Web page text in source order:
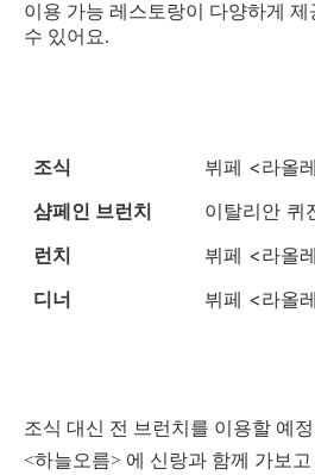
이용 가능 레스토랑이 다양하게 제
수 있어요.
조식
뷔페 <라올
샴페인 브런치
이탈리안 퀴
런치
뷔페 <라올
디너
뷔페 <라올
조식 대신 전 브런치를 이용할 예
<하늘오름> 에 신랑과 함께 가보고